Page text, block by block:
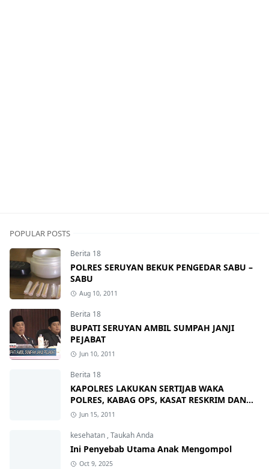
POPULAR POSTS
Berita 18
POLRES SERUYAN BEKUK PENGEDAR SABU –
SABU
Aug 10, 2011
Berita 18
BUPATI SERUYAN AMBIL SUMPAH JANJI
PEJABAT
Jun 10, 2011
Berita 18
KAPOLRES LAKUKAN SERTIJAB WAKA
POLRES, KABAG OPS, KASAT RESKRIM DAN
KAPOLSEK
Jun 15, 2011
kesehatan ,Taukah Anda
Ini Penyebab Utama Anak Mengompol
Oct 9, 2025